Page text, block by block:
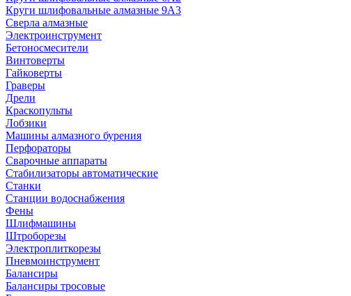
Круги шлифовальные алмазные 9А3
Сверла алмазные
Электроинструмент
Бетоносмесители
Винтоверты
Гайковерты
Граверы
Дрели
Краскопульты
Лобзики
Машины алмазного бурения
Перфораторы
Сварочные аппараты
Стабилизаторы автоматические
Станки
Станции водоснабжения
Фены
Шлифмашины
Штроборезы
Электроплиткорезы
Пневмоинструмент
Балансиры
Балансиры тросовые